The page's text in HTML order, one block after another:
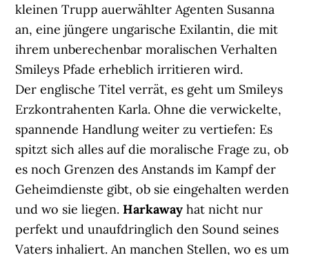
kleinen Trupp auerwählter Agenten Susanna
an, eine jüngere ungarische Exilantin, die mit
ihrem unberechenbar moralischen Verhalten
Smileys Pfade erheblich irritieren wird.
Der englische Titel verrät, es geht um Smileys
Erzkontrahenten Karla. Ohne die verwickelte,
spannende Handlung weiter zu vertiefen: Es
spitzt sich alles auf die moralische Frage zu, ob
es noch Grenzen des Anstands im Kampf der
Geheimdienste gibt, ob sie eingehalten werden
und wo sie liegen.Harkaway hat nicht nur
perfekt und unaufdringlich den Sound seines
Vaters inhaliert. An manchen Stellen, wo es um